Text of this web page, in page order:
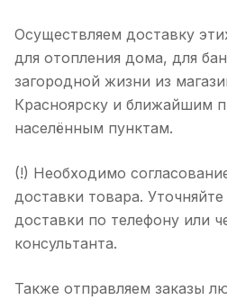
Осуществляем доставку
для отопления дома, для
загородной жизни из
Красноярску и ближайшим
населённым пунктам.
(!) Необходимо
доставки товара.
доставки по телефону или
консультанта.
Также отправляем заказы